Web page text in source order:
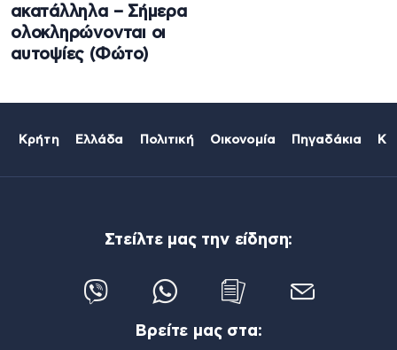
ακατάλληλα – Σήμερα
ολοκληρώνονται οι
αυτοψίες (Φώτο)
Κρήτη Ελλάδα Πολιτική Οικονομία Πηγαδάκια
Στείλτε μας την είδηση:
Βρείτε μας στα: